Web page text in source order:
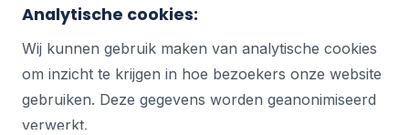
Analytische cookies:
Wij kunnen gebruik maken van analytische cookies
om inzicht te krijgen in hoe bezoekers onze website
gebruiken. Deze gegevens worden geanonimiseerd
verwerkt.